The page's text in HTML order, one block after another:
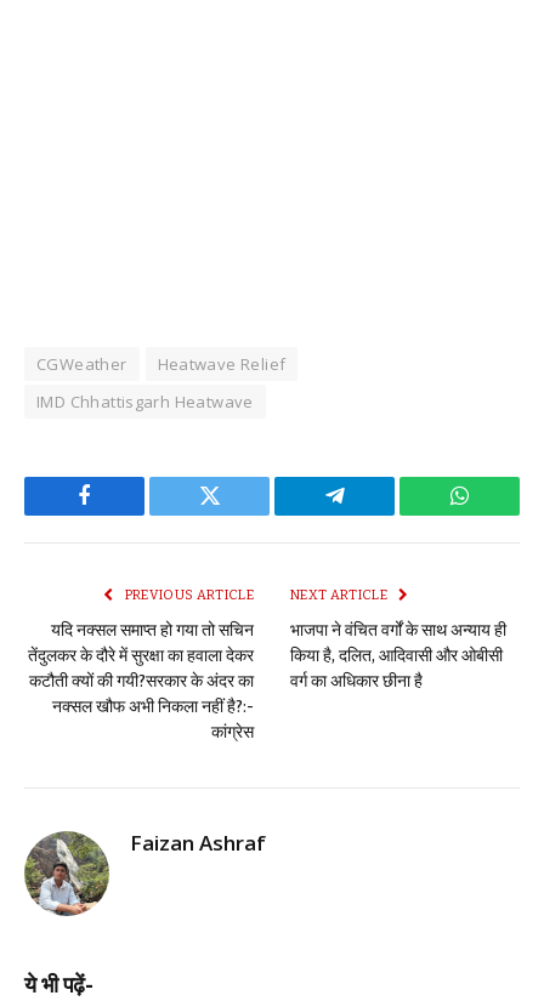
CGWeather
Heatwave Relief
IMD Chhattisgarh Heatwave
Facebook Twitter Telegram
PREVIOUS ARTICLE
यदि नक्सल समाप्त हो गया तो सचिन
तेंदुलकर के दौरे में सुरक्षा का हवाला देकर
कटौती क्यों की गयी?सरकार के अंदर का
नक्सल खौफ अभी निकला नहीं है?:-
कांग्रेस
NEXT ARTICLE
भाजपा ने वंचित वर्गों के साथ अन्याय ही
किया है, दलित, आदिवासी और ओबीसी
वर्ग का अधिकार छीना है
Faizan Ashraf
ये भी पढ़ें-